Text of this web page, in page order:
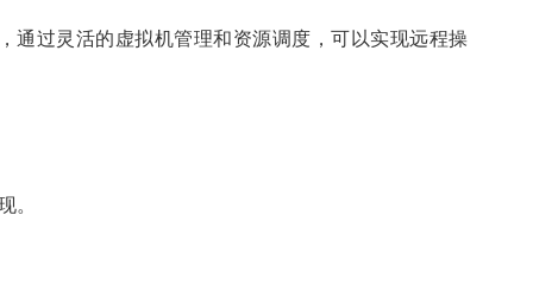
过灵活的虚拟机管理和资源调度，可以实现远程操
。